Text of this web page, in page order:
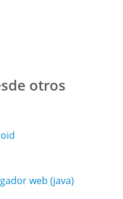
otros
web (java)